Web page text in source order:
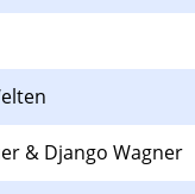
& Django Wagner